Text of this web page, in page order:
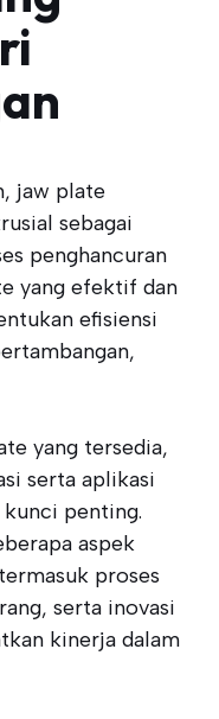
jaw plate
sebagai
penghancuran
yang efektif dan
efisiensi
yang tersedia,
serta aplikasi
penting.
aspek
proses
serta inovasi
kinerja dalam